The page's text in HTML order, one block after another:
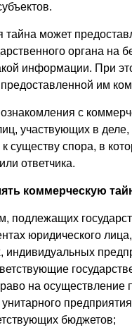
тайна может
органа на
информации. При
им
с
участвующих в
существу спора, в
ответчика.
коммерческую
подлежащих
юридического
на осуществление
бюджетов;